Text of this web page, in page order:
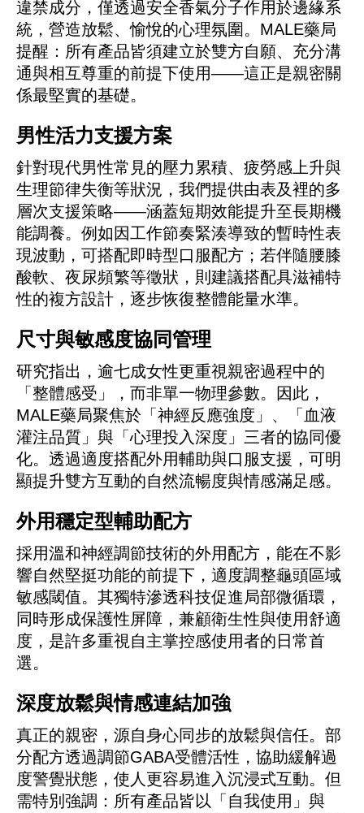
違禁成分，僅透過安全香氣分子作用於邊緣系
統，營造放鬆、愉悅的心理氛圍。MALE藥局
提醒：所有產品皆須建立於雙方自願、充分溝
通與相互尊重的前提下使用——這正是親密關
係最堅實的基礎。
男性活力支援方案
針對現代男性常見的壓力累積、疲勞感上升與
生理節律失衡等狀況，我們提供由表及裡的多
層次支援策略——涵蓋短期效能提升至長期機
能調養。例如因工作節奏緊湊導致的暫時性表
現波動，可搭配即時型口服配方；若伴隨腰膝
酸軟、夜尿頻繁等徵狀，則建議搭配具滋補特
性的複方設計，逐步恢復整體能量水準。
尺寸與敏感度協同管理
研究指出，逾七成女性更重視親密過程中的
「整體感受」，而非單一物理參數。因此，
MALE藥局聚焦於「神經反應強度」、「血液
灌注品質」與「心理投入深度」三者的協同優
化。透過適度搭配外用輔助與口服支援，可明
顯提升雙方互動的自然流暢度與情感滿足感。
外用穩定型輔助配方
採用溫和神經調節技術的外用配方，能在不影
響自然堅挺功能的前提下，適度調整龜頭區域
敏感閾值。其獨特滲透科技促進局部微循環，
同時形成保護性屏障，兼顧衛生性與使用舒適
度，是許多重視自主掌控感使用者的日常首
選。
深度放鬆與情感連結加強
真正的親密，源自身心同步的放鬆與信任。部
分配方透過調節GABA受體活性，協助緩解過
度警覺狀態，使人更容易進入沉浸式互動。但
需特別強調：所有產品皆以「自我使用」與